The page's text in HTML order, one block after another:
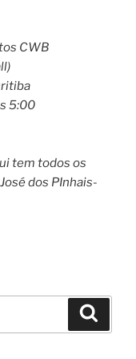
CWB
5:00
tem todos os
dos PInhais-